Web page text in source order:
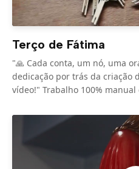
Terço de Fátima
"🙏 Cada conta, um nó, uma
dedicação por trás da criação
vídeo!" Trabalho 100%